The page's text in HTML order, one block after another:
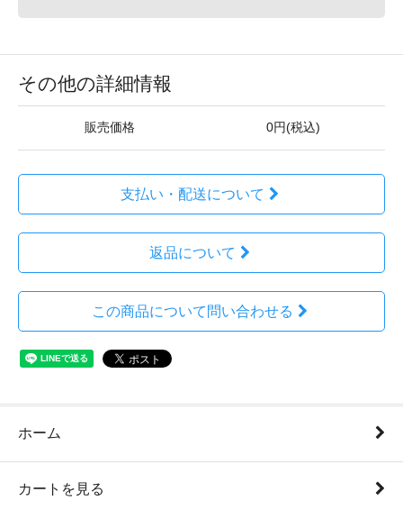
その他の詳細情報
販売価格 0円(税込)
支払い・配送について
返品について
この商品について問い合わせる
ホーム
カートを見る